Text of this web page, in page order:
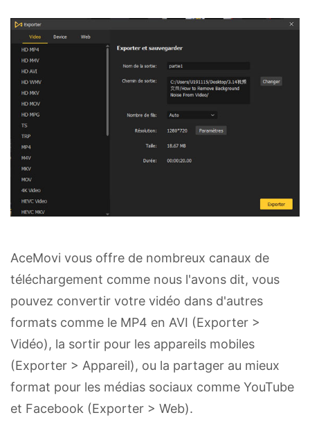
AceMovi vous offre de nombreux canaux de
téléchargement comme nous l'avons dit, vous
pouvez convertir votre vidéo dans d'autres
formats comme le MP4 en AVI (Exporter >
Vidéo), la sortir pour les appareils mobiles
(Exporter > Appareil), ou la partager au mieux
format pour les médias sociaux comme YouTube
et Facebook (Exporter > Web).